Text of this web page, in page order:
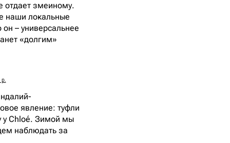
отдает змеиному.
наши локальные
– универсальнее
«долгим»
явление: туфли
у Chloé. Зимой мы
наблюдать за